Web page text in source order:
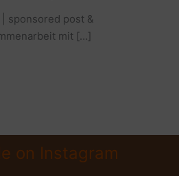
sponsored post &
mit […]
on Instagram